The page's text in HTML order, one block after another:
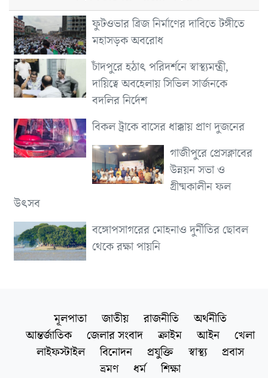
ফুটওভার ব্রিজ নির্মাণের দাবিতে টঙ্গীতে
মহাসড়ক অবরোধ
চাঁদপুরে হঠাৎ পরিদর্শনে স্বাস্থ্যমন্ত্রী,
দায়িত্বে অবহেলায় সিভিল সার্জনকে
বদলির নির্দেশ
বিকল ট্রাকে বাসের ধাক্কায় প্রাণ দুজনের
গাজীপুরে প্রেসক্লাবের
উন্নয়ন সভা ও
গ্রীষ্মকালীন ফল
উৎসব
বঙ্গোপসাগরের মোহনাও দুর্নীতির ছোবল
থেকে রক্ষা পায়নি
মূলপাতা জাতীয় রাজনীতি
অর্থনীতি
আন্তর্জাতিক
জেলার সংবাদ ক্রাইম আইন
খেলা
লাইফস্টাইল
বিনোদন প্রযুক্তি স্বাস্থ্য
প্রবাস
ভ্রমণ
ধর্ম শিক্ষা